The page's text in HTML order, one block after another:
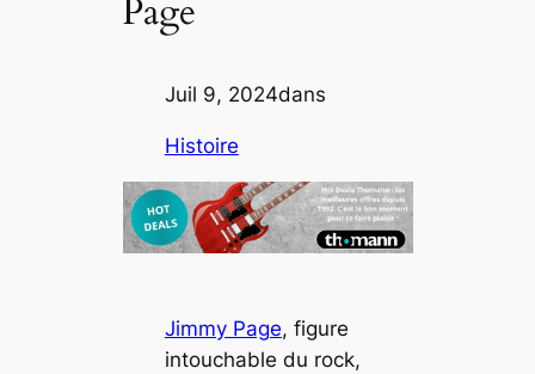
Page
Juil 9, 2024dans
Histoire
Jimmy Page, figure
intouchable du rock,